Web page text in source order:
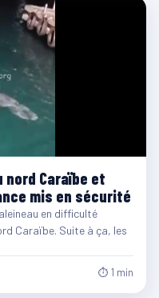
Caraïbe et
mis en sécurité
en difficulté
Caraïbe. Suite à ça, les
⏱ 1 min